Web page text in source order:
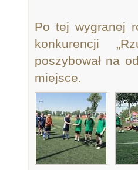
Po tej wygranej
konkurencji
poszybował na
miejsce.